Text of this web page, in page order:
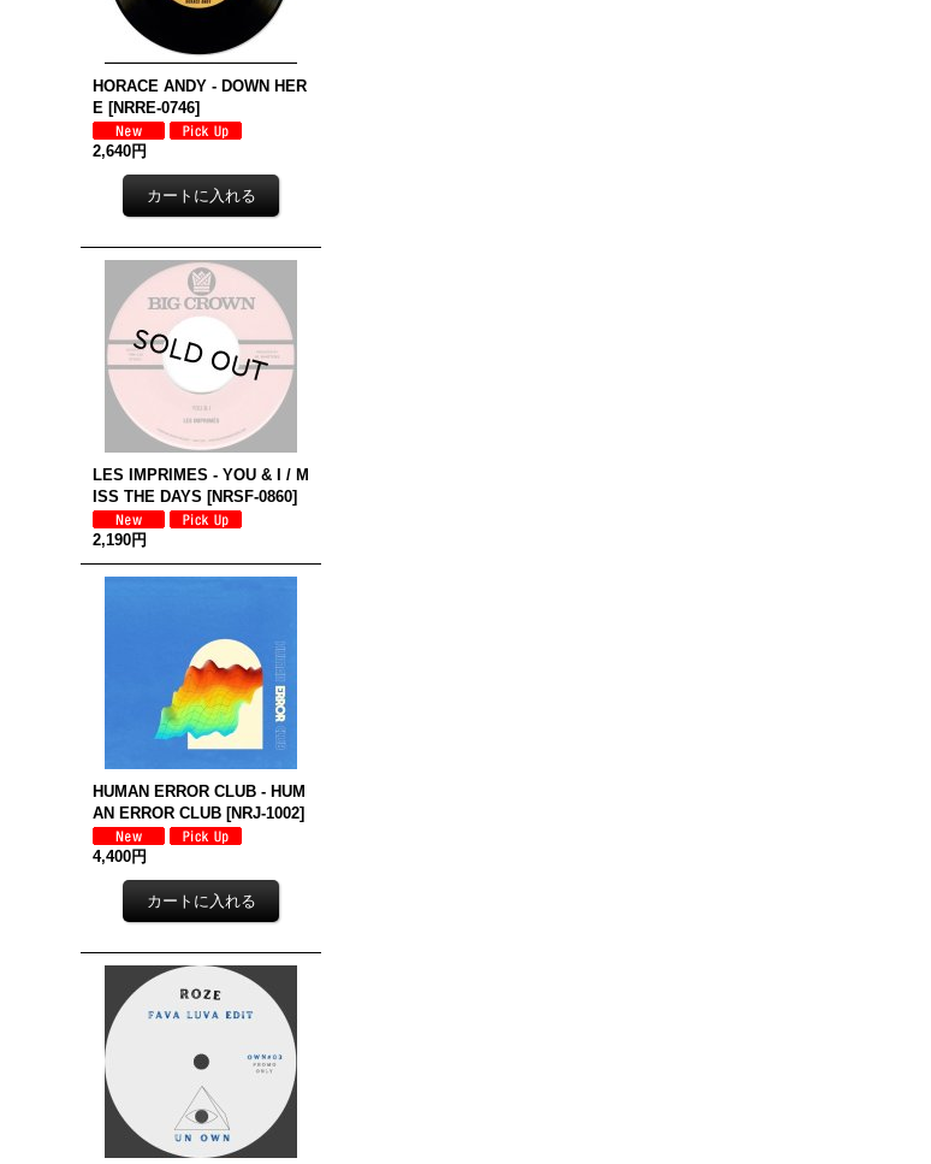
HORACE ANDY - DOWN HER
E [NRRE-0746]
2,640円
LES IMPRIMES - YOU & I / M
ISS THE DAYS [NRSF-0860]
2,190円
HUMAN ERROR CLUB - HUM
AN ERROR CLUB [NRJ-1002]
4,400円